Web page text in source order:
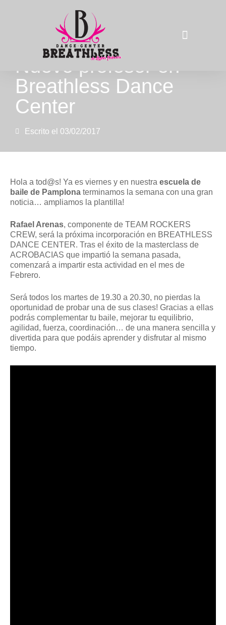
Nuevo profesor en
Breathless Dance
Center
Escrito el 03/02/2017
Hola a tod@s! Ya es viernes y en nuestra escuela de
baile de Pamplona terminamos la semana con una gran
noticia… ampliamos la plantilla!
Rafael Arenas, componente de TEAM ROCKERS
CREW, será la próxima incorporación en BREATHLESS
DANCE CENTER. Tras el éxito de la masterclass de
ACROBACIAS que impartió la semana pasada,
comenzará a impartir esta actividad en el mes de
Febrero.
Será todos los martes de 19.30 a 20.30, no pierdas la
oportunidad de probar una de sus clases! Gracias a ellas
podrás complementar tu baile, mejorar tu equilibrio,
agilidad, fuerza, coordinación… de una manera sencilla y
divertida para que podáis aprender y disfrutar al mismo
tiempo.